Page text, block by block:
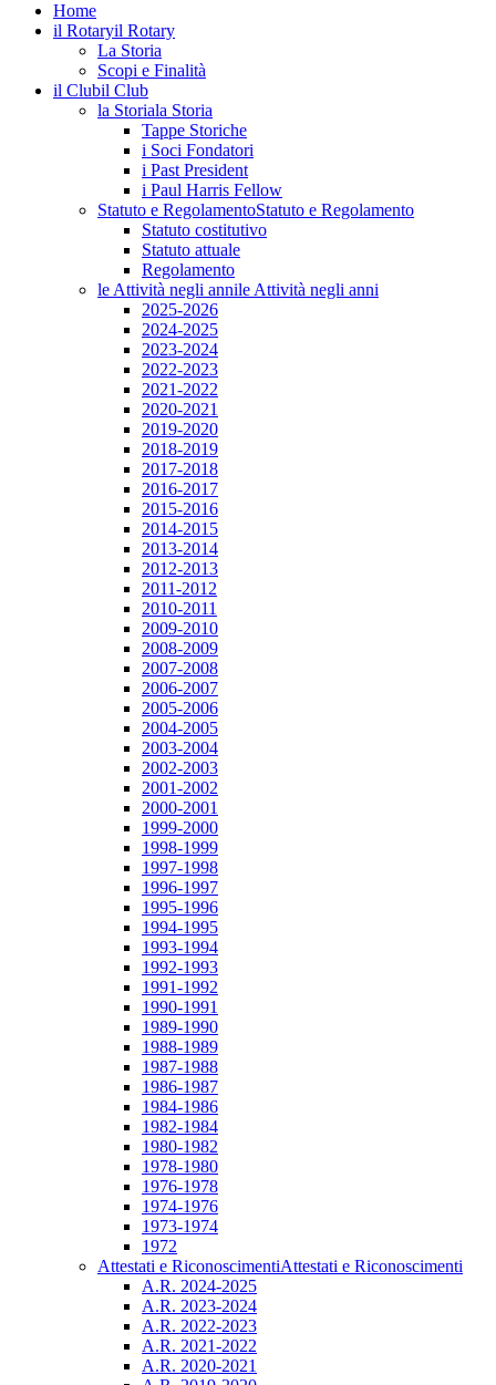
Home
il Rotaryil Rotary
La Storia
Scopi e Finalità
il Clubil Club
la Storiala Storia
Tappe Storiche
i Soci Fondatori
i Past President
i Paul Harris Fellow
Statuto e RegolamentoStatuto e Regolamento
Statuto costitutivo
Statuto attuale
Regolamento
le Attività negli annile Attività negli anni
2025-2026
2024-2025
2023-2024
2022-2023
2021-2022
2020-2021
2019-2020
2018-2019
2017-2018
2016-2017
2015-2016
2014-2015
2013-2014
2012-2013
2011-2012
2010-2011
2009-2010
2008-2009
2007-2008
2006-2007
2005-2006
2004-2005
2003-2004
2002-2003
2001-2002
2000-2001
1999-2000
1998-1999
1997-1998
1996-1997
1995-1996
1994-1995
1993-1994
1992-1993
1991-1992
1990-1991
1989-1990
1988-1989
1987-1988
1986-1987
1984-1986
1982-1984
1980-1982
1978-1980
1976-1978
1974-1976
1973-1974
1972
Attestati e RiconoscimentiAttestati e Riconoscimenti
A.R. 2024-2025
A.R. 2023-2024
A.R. 2022-2023
A.R. 2021-2022
A.R. 2020-2021